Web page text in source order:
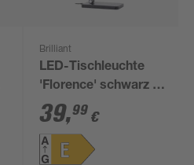
Brilliant
LED-Tischleuchte
'Florence' schwarz 11
x 38 x 34 cm
39,99 €